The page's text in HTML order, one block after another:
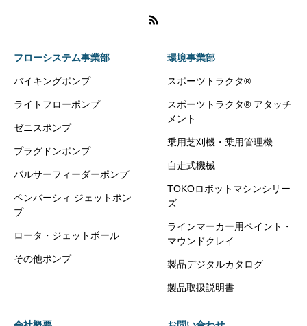
フローシステム事業部
バイキングポンプ
ライトフローポンプ
ゼニスポンプ
プラグドンポンプ
パルサーフィーダーポンプ
ペンバーシィ ジェットポン
プ
ロータ・ジェットボール
その他ポンプ
環境事業部
スポーツトラクタ®
スポーツトラクタ® アタッチ
メント
乗用芝刈機・乗用管理機
自走式機械
TOKOロボットマシンシリー
ズ
ラインマーカー用ペイント・
マウンドクレイ
製品デジタルカタログ
製品取扱説明書